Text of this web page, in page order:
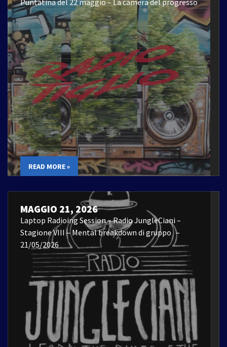
READ MORE »
MAGGIO 21, 2026
Laptop Radioing Session – Radio JungleCiani –
Stagione VIII – Mental breakdown di gruppo –
21/05/2026